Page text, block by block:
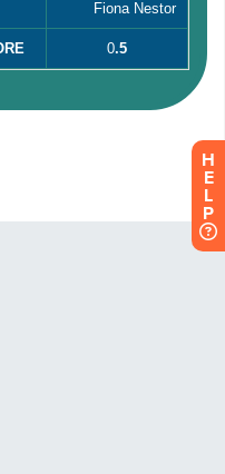
H
E
L
P